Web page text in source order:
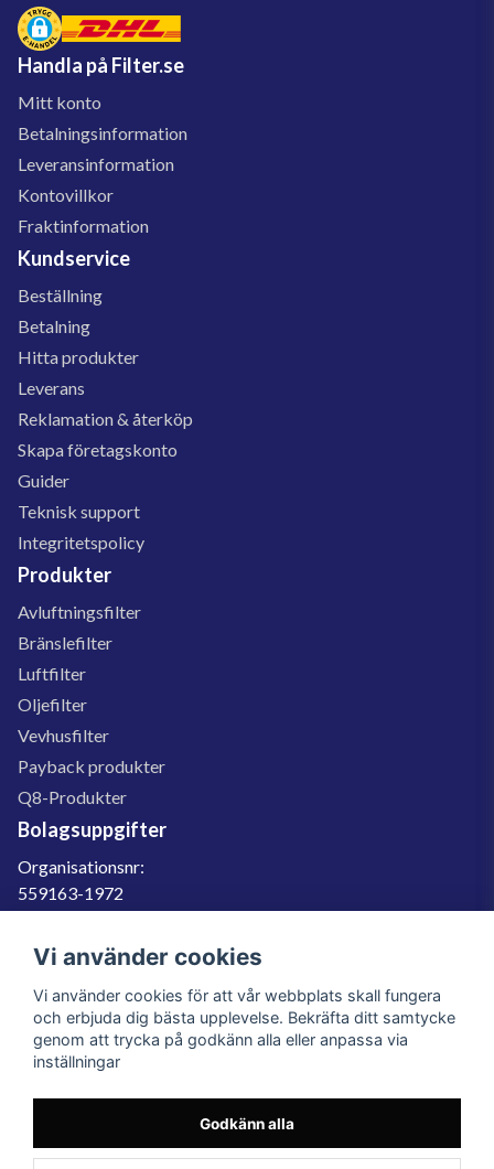
Handla på Filter.se
Mitt konto
Betalningsinformation
Leveransinformation
Kontovillkor
Fraktinformation
Kundservice
Beställning
Betalning
Hitta produkter
Leverans
Reklamation & återköp
Skapa företagskonto
Guider
Teknisk support
Integritetspolicy
Produkter
Avluftningsfilter
Bränslefilter
Luftfilter
Oljefilter
Vevhusfilter
Payback produkter
Q8-Produkter
Bolagsuppgifter
Organisationsnr:
559163-1972
SE559163197201
060-566 800
info@filter.se
559163-1972
Vi använder cookies
Vi använder cookies för att vår webbplats skall fungera
och erbjuda dig bästa upplevelse. Bekräfta ditt samtycke
genom att trycka på godkänn alla eller anpassa via
inställningar
Godkänn alla